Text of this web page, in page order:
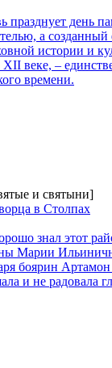
празднует день
а
истории и
веке, –
времени.
и святыни]
в Столпах
знал этот
Марии
боярин
и не радовала